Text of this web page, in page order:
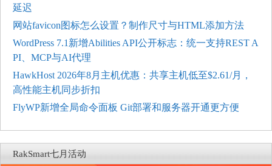
延迟
网站favicon图标怎么设置？制作尺寸与HTML添加方法
WordPress 7.1新增Abilities API公开标志：统一支持REST A
PI、MCP与AI代理
HawkHost 2026年8月主机优惠：共享主机低至$2.61/月，
高性能主机同步折扣
FlyWP新增全局命令面板 Git部署和服务器开通更方便
RakSmart七月活动